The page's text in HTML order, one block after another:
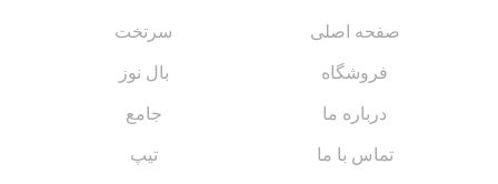
صفحه اصلی
فروشگاه
درباره ما
تماس با ما
سرتخت
بال نوز
جامع
تیپ